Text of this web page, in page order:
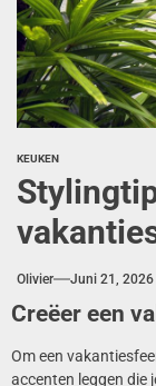
KEUKEN
Olivier Juni 21, 2026
Creëer een
Om een
accenten leggen die